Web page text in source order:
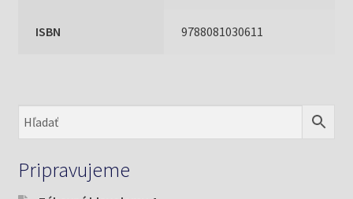
ISBN 9788081030611
Pripravujeme